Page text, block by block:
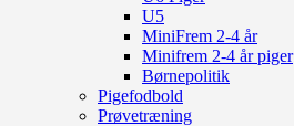
U5
MiniFrem 2-4 år
Minifrem 2-4 år piger
Børnepolitik
Pigefodbold
Prøvetræning